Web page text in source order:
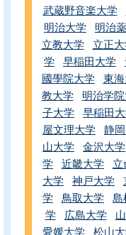
武蔵野音楽大学
明治大学
明治
立教大学
立正
学
早稲田大学
國學院大学
東
教大学
明治学
子大学
早稲田
屋文理大学
静
山大学
金沢大学
学
近畿大学 立
大学
神戸大学
学
鳥取大学 島
学
広島大学
愛媛大学
松山